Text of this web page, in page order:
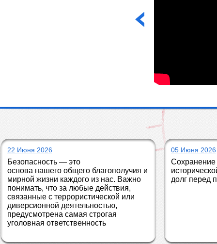
22 Июня 2026
Безопасность — это
основа нашего общего благополучия и
мирной жизни каждого из нас. Важно
понимать, что за любые действия,
связанные с террористической или
диверсионной деятельностью,
предусмотрена самая строгая
уголовная ответственность
05 Июня 2026
Сохранение
долг перед